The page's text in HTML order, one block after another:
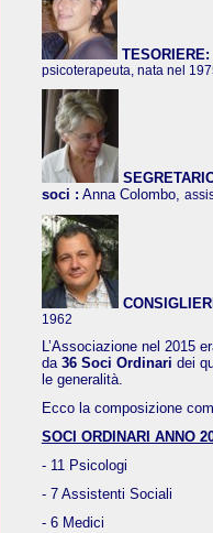
TESORIERE:
psicoterapeuta, nata nel
soci : Anna Colombo,
1962
L’Associazione nel 2015
da 36 Soci Ordinari dei
le generalità.
Ecco la composizione
SOCI ORDINARI ANNO
- 11 Psicologi
- 7 Assistenti Sociali
- 6 Medici